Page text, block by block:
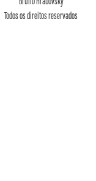
Bruno Hrabovsky
Todos os direitos reservados